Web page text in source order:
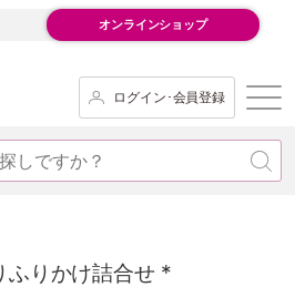
オンラインショップ
ログイン･会員登録
ふりかけ詰合せ *